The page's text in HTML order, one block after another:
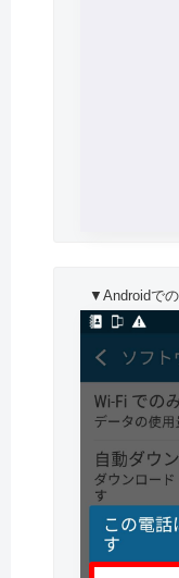
▼Androidで